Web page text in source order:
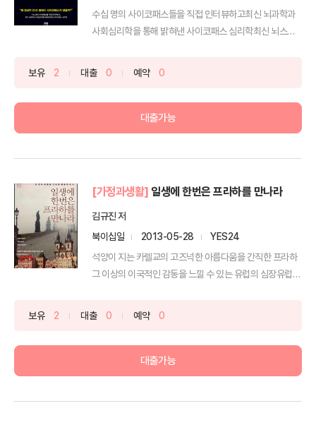
수십 명의 사이코패스들을 직접 인터뷰하고최신 뇌과학과
사회심리학을 통해 밝혀낸 사이코패스 심리학최신 뇌스캔
보유 2 대출 0 예약 0
대출가능
[가정과생활] 일생에 한번은 프라하를 만나라
김규진 저
북이십일
2013-05-28
YES24
석양이 지는 카렐교의 고즈넉한 아름다움을 간직한 프라하
그 이상의 이국적인 감동을 느낄 수 있는 유럽의 심장유럽
보유 2 대출 0 예약 0
대출가능